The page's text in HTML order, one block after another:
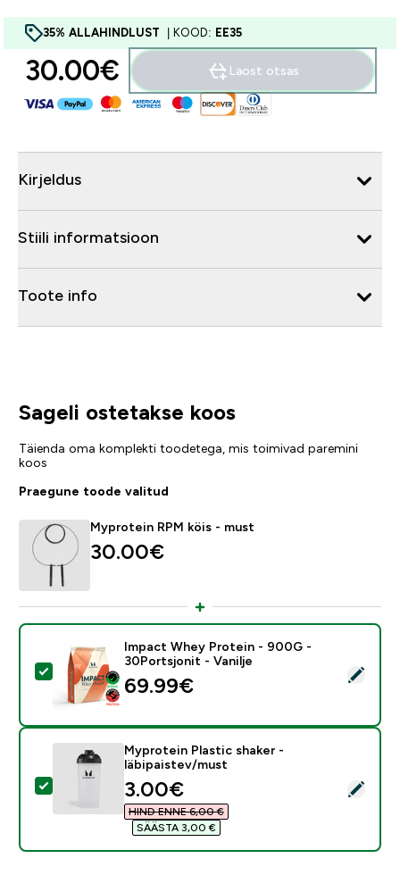
35% ALLAHINDLUST | KOOD: EE35
30.00€‎ Laost otsas
Kirjeldus
Stiili informatsioon
Toote info
Sageli ostetakse koos
Täienda oma komplekti toodetega, mis toimivad paremini
koos
Praegune toode valitud
Myprotein RPM köis - must
30.00€‎
Vali see toode - Impact Whey Protein - 900G -
Impact Whey Protein - 900G -
30Portsjonit - Vanilje
69.99€‎
Vali see toode - Myprotein Plastic shaker -
Myprotein Plastic shaker -
läbipaistev/must
discounted price
3.00€‎
HIND ENNE 6,00 €‎
SÄÄSTA 3,00 €‎